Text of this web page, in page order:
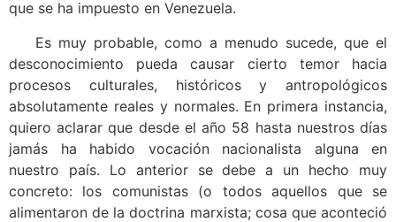
que se ha impuesto en Venezuela.
Es muy probable, como a menudo sucede, que el
desconocimiento pueda causar cierto temor hacia
procesos culturales, históricos y antropológicos
absolutamente reales y normales. En primera instancia,
quiero aclarar que desde el año 58 hasta nuestros días
jamás ha habido vocación nacionalista alguna en
nuestro país. Lo anterior se debe a un hecho muy
concreto: los comunistas (o todos aquellos que se
alimentaron de la doctrina marxista; cosa que aconteció